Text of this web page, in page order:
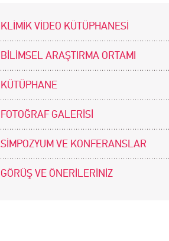
KLİMİK VİDEO KÜTÜPHANESİ
BİLİMSEL ARAŞTIRMA ORTAMI
KÜTÜPHANE
FOTOĞRAF GALERİSİ
SİMPOZYUM VE KONFERANSLAR
GÖRÜŞ VE ÖNERİLERİNİZ